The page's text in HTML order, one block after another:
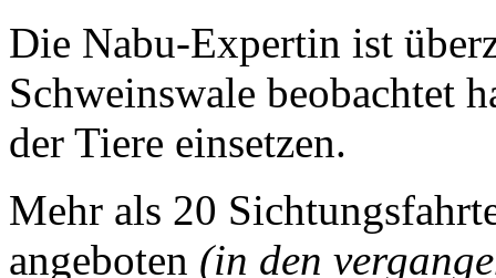
Die Nabu-Expertin ist
Schweinswale beobachtet
der Tiere einsetzen.
Mehr als 20
angeboten (in den